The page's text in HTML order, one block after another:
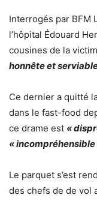
Interrogés par BFM
l’hôpital Édouard
cousines de la
honnête et
Ce dernier a quitté
dans le fast-food
ce drame est «
« incompréhensible
Le parquet s’est
des chefs de de vol